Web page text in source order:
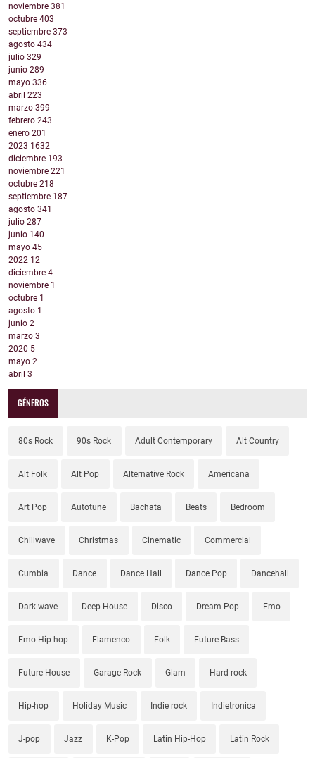
noviembre 381
octubre 403
septiembre 373
agosto 434
julio 329
junio 289
mayo 336
abril 223
marzo 399
febrero 243
enero 201
2023 1632
diciembre 193
noviembre 221
octubre 218
septiembre 187
agosto 341
julio 287
junio 140
mayo 45
2022 12
diciembre 4
noviembre 1
octubre 1
agosto 1
junio 2
marzo 3
2020 5
mayo 2
abril 3
GÉNEROS
80s Rock 90s Rock Adult Contemporary Alt Country
Alt Folk Alt Pop Alternative Rock Americana
Art Pop Autotune Bachata Beats Bedroom
Chillwave Christmas Cinematic Commercial
Cumbia Dance Dance Hall Dance Pop Dancehall
Dark wave Deep House Disco Dream Pop Emo
Emo Hip-hop Flamenco Folk Future Bass
Future House Garage Rock Glam Hard rock
Hip-hop Holiday Music Indie rock Indietronica
J-pop Jazz K-Pop Latin Hip-Hop Latin Rock